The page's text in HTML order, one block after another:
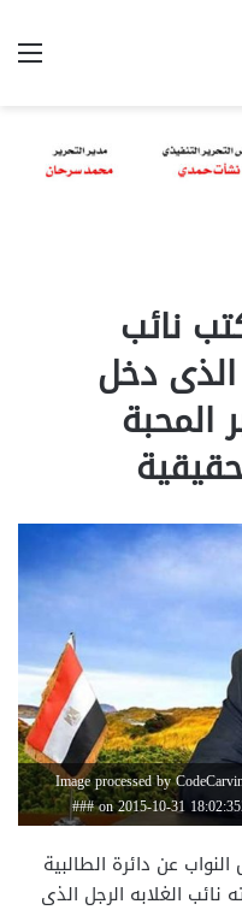
نائب
الذى دخل
المحبة
Image processed by
### on 2015-10-31
عن دائرة الطالبية
نائب الغلابه الرجل الذى